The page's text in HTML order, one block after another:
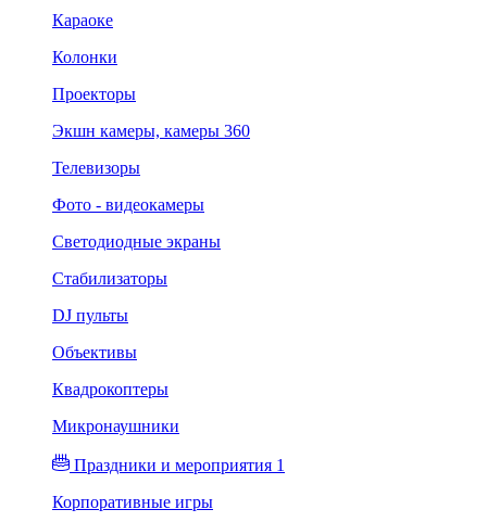
Караоке
Колонки
Проекторы
Экшн камеры, камеры 360
Телевизоры
Фото - видеокамеры
Светодиодные экраны
Стабилизаторы
DJ пульты
Объективы
Квадрокоптеры
Микронаушники
Праздники и мероприятия 1
Корпоративные игры